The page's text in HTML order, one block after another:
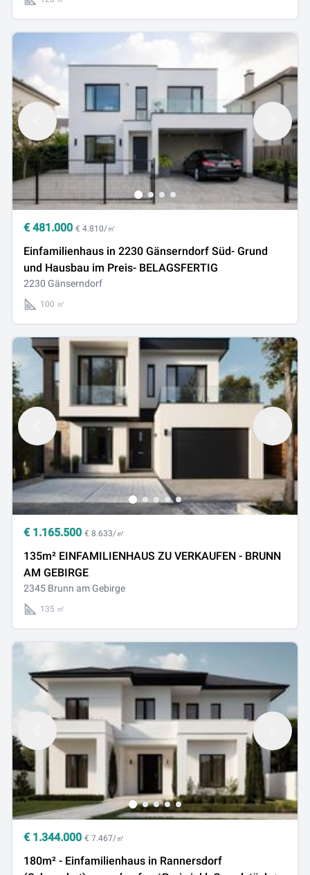
€ 481.000 € 4.810/㎡
Einfamilienhaus in 2230 Gänserndorf Süd- Grund
und Hausbau im Preis- BELAGSFERTIG
2230 Gänserndorf
100 ㎡
€ 1.165.500 € 8.633/㎡
135m² EINFAMILIENHAUS ZU VERKAUFEN - BRUNN
AM GEBIRGE
2345 Brunn am Gebirge
135 ㎡
€ 1.344.000 € 7.467/㎡
180m² - Einfamilienhaus in Rannersdorf